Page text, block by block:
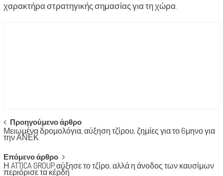
χαρακτήρα στρατηγικής σημασίας για τη χώρα.
Post
navigation
Προηγούμενο άρθρο
Μειωμένα δρομολόγια, αύξηση τζίρου, ζημίες για το 6μηνο για
την ΑΝΕΚ
Επόμενο άρθρο
Η ATTICA GROUP αύξησε το τζίρο, αλλά η άνοδος των καυσίμων
περιόρισε τα κέρδη